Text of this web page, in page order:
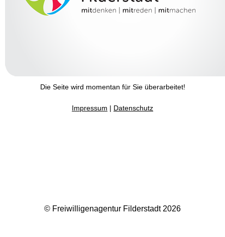
Die Seite wird momentan für Sie überarbeitet!
Impressum | Datenschutz
© Freiwilligenagentur Filderstadt 2026